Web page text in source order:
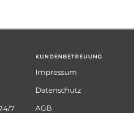
7
KUNDENBETREUUNG
Impressum
Datenschutz
AGB